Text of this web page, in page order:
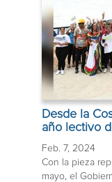
Desde la
año lectivo
Feb. 7, 2024
Con la pieza
mayo, el